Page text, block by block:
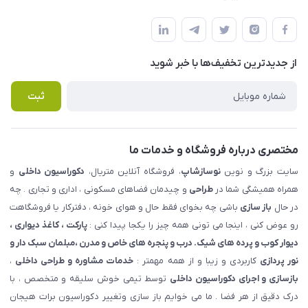
املاک مدنی - نوساز شاپ
لیست محصولات
درباره ما
قوانین و مقررات
حریم خصوصی
راهنما
پرسش های متداول
از جدید‌ترین تخفیف‌ها با‌ خبر شوید
ثبت
مختصری درباره فروشگاه و خدمات ما
سایت بزرگ و نویننوسازشاپ، فروشگاه آنلاین متریال، دکوراسیون داخلی و
همراه همیشگی شما درطراحی و چیدمان فضاهای مسکونی ، اداری و تجاری . چه
در حال باز سازی باشی چه بخوای فقط حال و هوای خونه ، دفترکار یا فروشگاهت
رو عوض کنی ، اینجا می تونی همه چیز را یکجا پیدا کنی :پارکت ، کاغذ دیواری ،
دیوار کوب و پرده های شیک. درب و پنجره های خاص و مدرن ،مبلمان سبک دار و
نور پردازی کاربردی و زیبا و از همه مهمتر : خدمات مشاوره و طراحی داخلی ،
بازسازی و اجرای دکوراسیون داخلی توسط تیمی خوش سلیقه و متخصص ، با
درک دقیق از هر فضا . ما می خوایم باز سازی وتغییر دکوراسیون برات هیجان